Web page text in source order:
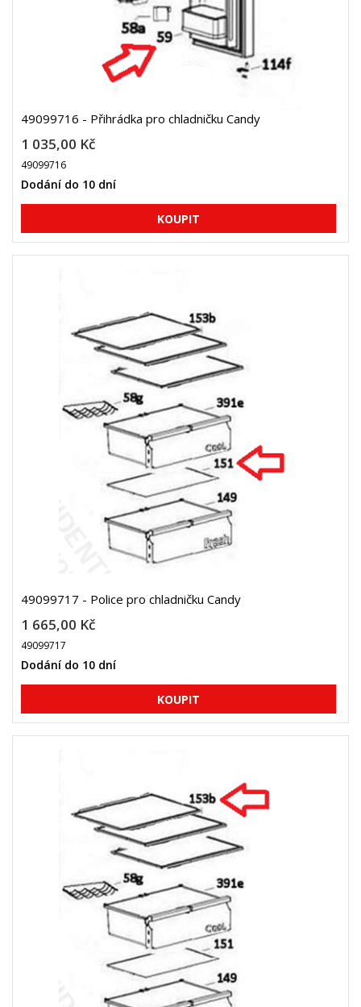
49099716 - Přihrádka pro chladničku Candy
1 035,00 Kč
49099716
Dodání do 10 dní
49099717 - Police pro chladničku Candy
1 665,00 Kč
49099717
Dodání do 10 dní